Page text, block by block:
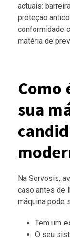
actuais:
proteção
conformidade
matéria de
Como
sua
Na Servosis,
caso antes de
máquina pode
Tem um
O seu